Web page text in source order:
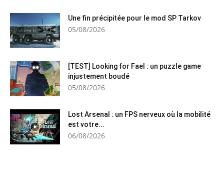
Une fin précipitée pour le mod SP Tarkov
05/08/2026
[TEST] Looking for Fael : un puzzle game
injustement boudé
05/08/2026
Lost Arsenal : un FPS nerveux où la mobilité
est votre...
06/08/2026